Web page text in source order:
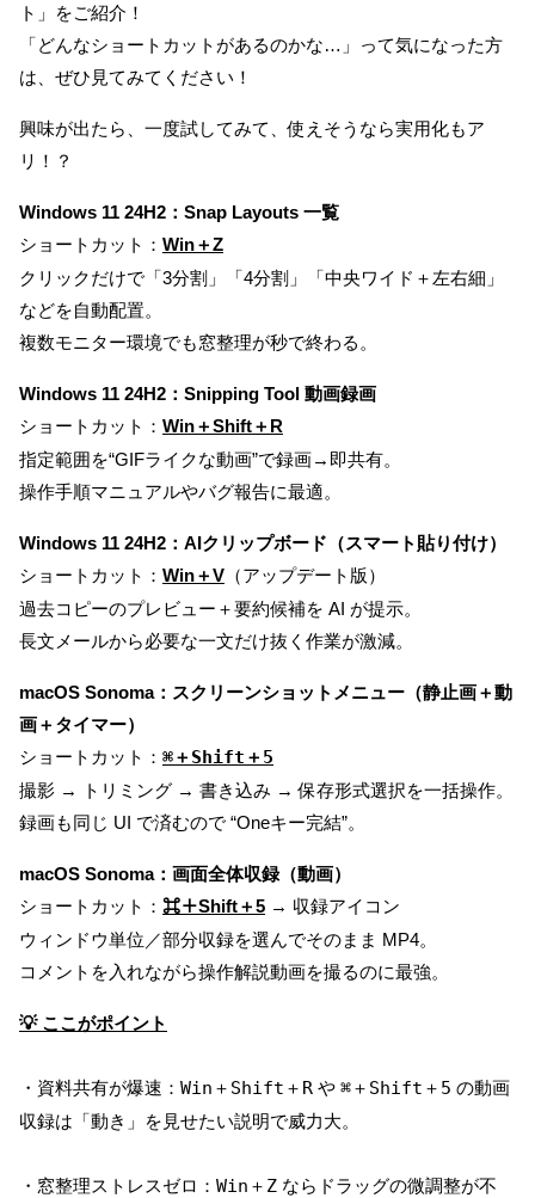
ト」をご紹介！
「どんなショートカットがあるのかな…」って気になった方
は、ぜひ見てみてください！
興味が出たら、一度試してみて、使えそうなら実用化もア
リ！？
Windows 11 24H2：Snap Layouts 一覧
ショートカット： Win＋Z
クリックだけで「3分割」「4分割」「中央ワイド＋左右細」
などを自動配置。
複数モニター環境でも窓整理が秒で終わる。
Windows 11 24H2：Snipping Tool 動画録画
ショートカット： Win＋Shift＋R
指定範囲を“GIFライクな動画”で録画→即共有。
操作手順マニュアルやバグ報告に最適。
Windows 11 24H2：AIクリップボード（スマート貼り付け）
ショートカット： Win＋V （アップデート版）
過去コピーのプレビュー＋要約候補を AI が提示。
長文メールから必要な一文だけ抜く作業が激減。
macOS Sonoma：スクリーンショットメニュー（静止画＋動
画＋タイマー）
ショートカット： ⌘＋Shift＋5
撮影 → トリミング → 書き込み → 保存形式選択を一括操作。
録画も同じ UI で済むので “Oneキー完結”。
macOS Sonoma：画面全体収録（動画）
ショートカット： ⌘＋Shift＋5 → 収録アイコン
ウィンドウ単位／部分収録を選んでそのまま MP4。
コメントを入れながら操作解説動画を撮るのに最強。
💡 ここがポイント
・資料共有が爆速： Win＋Shift＋R や ⌘＋Shift＋5 の動画
収録は「動き」を見せたい説明で威力大。
・窓整理ストレスゼロ： Win＋Z ならドラッグの微調整が不